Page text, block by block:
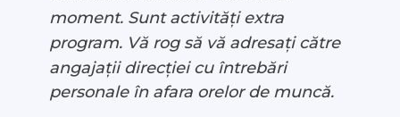
moment. Sunt activități extra
program. Vă rog să vă adresați către
angajații direcției cu întrebări
personale în afara orelor de muncă.